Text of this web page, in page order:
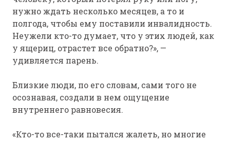
нужно ждать несколько месяцев, а то и
полгода, чтобы ему поставили инвалидность.
Неужели кто-то думает, что у этих людей, как
у ящериц, отрастет все обратно?», —
удивляется парень.
Близкие люди, по его словам, сами того не
осознавая, создали в нем ощущение
внутреннего равновесия.
«Кто-то все-таки пытался жалеть, но многие